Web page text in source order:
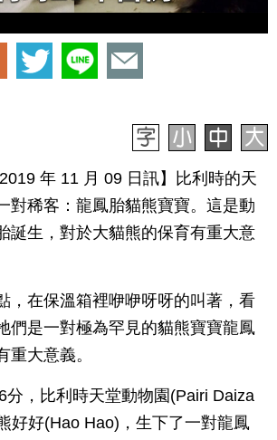
年 11 月 09 日訊】比利時的天
對稀客：龍鳳胎貓熊寶寶。這是動
誕生，對於大貓熊的保育有重大意
，在保溫箱裡咿咿呀呀的叫著，看
們是一對極為罕見的貓熊寶寶龍鳳
重大意義。
分，比利時天堂動物園(Pairi Daiza
好好(Hao Hao)，生下了一對龍鳳